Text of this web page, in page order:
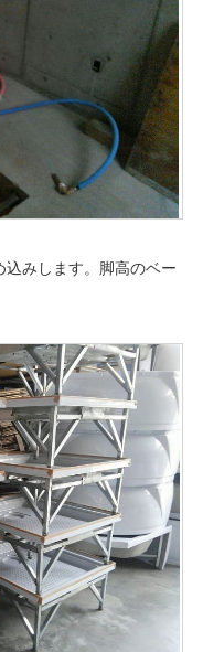
みします。脚高のベー